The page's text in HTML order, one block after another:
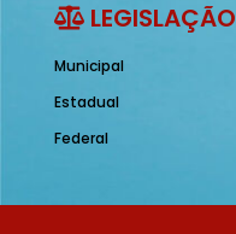
LEGISLAÇÃO
Municipal
Estadual
Federal